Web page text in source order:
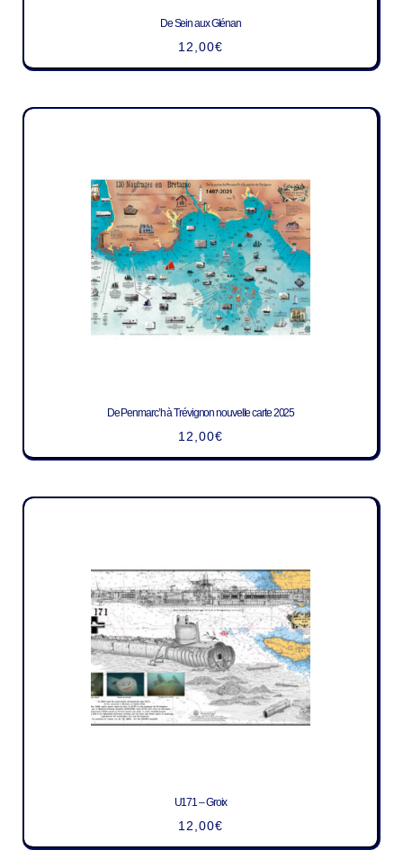
De Sein aux Glénan
12,00€
De Penmarc’h à Trévignon nouvelle carte 2025
12,00€
U171 – Groix
12,00€